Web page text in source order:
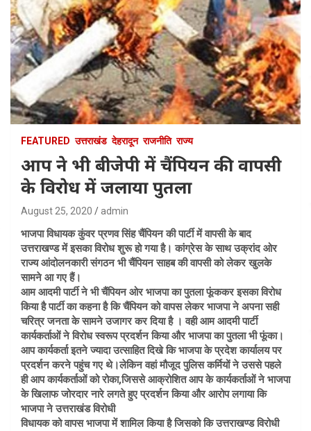
FEATURED उत्तराखंड देहरादून राजनीति राज्य
आप ने भी बीजेपी में चैंपियन की वापसी
के विरोध में जलाया पुतला
August 25, 2020 admin
भाजपा विधायक कुंवर प्रणव सिंह चैंपियन की पार्टी में वापसी के बाद
उत्तराखण्ड में इसका विरोध शुरू हो गया है। कांग्रेस के साथ उक्रांद ओर
राज्य आंदोलनकारी संगठन भी चैंपियन साहब की वापसी को लेकर खुलके
सामने आ गए हैं।
आम आदमी पार्टी ने भी चैंपियन ओर भाजपा का पुतला फूंककर इसका विरोध
किया है पार्टी का कहना है कि चैंपियन को वापस लेकर भाजपा ने अपना सही
चरित्र जनता के सामने उजागर कर दिया है । वही आम आदमी पार्टी
कार्यकर्ताओं ने विरोध स्वरूप प्रदर्शन किया और भाजपा का पुतला भी फूंका।
आप कार्यकर्ता इतने ज्यादा उत्साहित दिखे कि भाजपा के प्रदेश कार्यालय पर
प्रदर्शन करने पहुंच गए थे।लेकिन वहां मौजूद पुलिस कर्मियों ने उससे पहले
ही आप कार्यकर्ताओं को रोका,जिससे आक्रोशित आप के कार्यकर्ताओं ने भाजपा
के खिलाफ जोरदार नारे लगते हुए प्रदर्शन किया और आरोप लगाया कि
भाजपा ने उत्तराखंड विरोधी
विधायक को वापस भाजपा में शामिल किया है जिसको कि उत्तराखण्ड विरोधी